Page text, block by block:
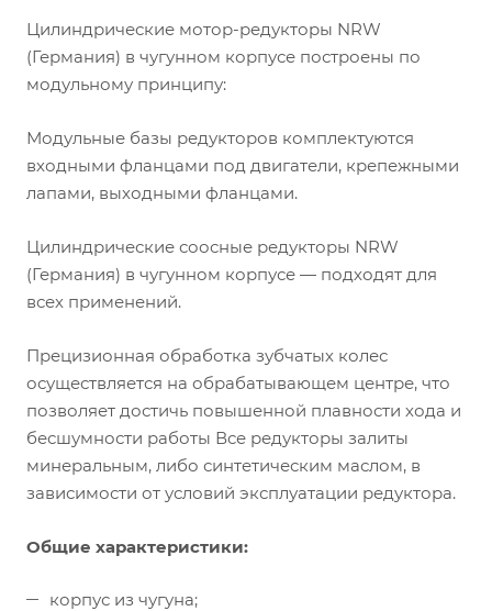
Цилиндрические мотор-редукторы NRW
(Германия) в чугунном корпусе построены по
модульному принципу:
Модульные базы редукторов комплектуются
входными фланцами под двигатели, крепежными
лапами, выходными фланцами.
Цилиндрические соосные редукторы NRW
(Германия) в чугунном корпусе — подходят для
всех применений.
Прецизионная обработка зубчатых колес
осуществляется на обрабатывающем центре, что
позволяет достичь повышенной плавности хода и
бесшумности работы Все редукторы залиты
минеральным, либо синтетическим маслом, в
зависимости от условий эксплуатации редуктора.
Общие характеристики:
корпус из чугуна;